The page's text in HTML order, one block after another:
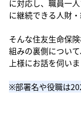
に対応し、職員一
に継続できる人財
そんな住友生命保
組みの裏側につい
上様にお話を伺いま
※部署名や役職は